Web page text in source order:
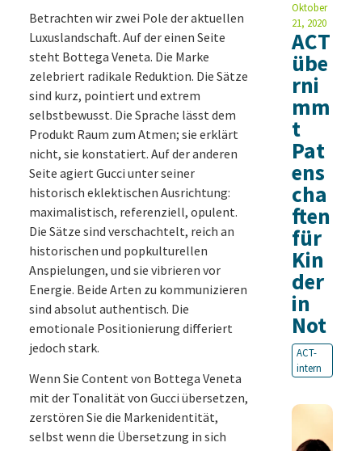
Betrachten wir zwei Pole der aktuellen
Luxuslandschaft. Auf der einen Seite
steht Bottega Veneta. Die Marke
zelebriert radikale Reduktion. Die Sätze
sind kurz, pointiert und extrem
selbstbewusst. Die Sprache lässt dem
Produkt Raum zum Atmen; sie erklärt
nicht, sie konstatiert. Auf der anderen
Seite agiert Gucci unter seiner
historisch eklektischen Ausrichtung:
maximalistisch, referenziell, opulent.
Die Sätze sind verschachtelt, reich an
historischen und popkulturellen
Anspielungen, und sie vibrieren vor
Energie. Beide Arten zu kommunizieren
sind absolut authentisch. Die
emotionale Positionierung differiert
jedoch stark.
Wenn Sie Content von Bottega Veneta
mit der Tonalität von Gucci übersetzen,
zerstören Sie die Markenidentität,
selbst wenn die Übersetzung in sich
Oktober
21, 2020
ACT
übe
rni
mm
t
Pat
ens
cha
ften
für
Kin
der
in
Not
ACT-
intern